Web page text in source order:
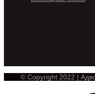
© Copyright 2022 |